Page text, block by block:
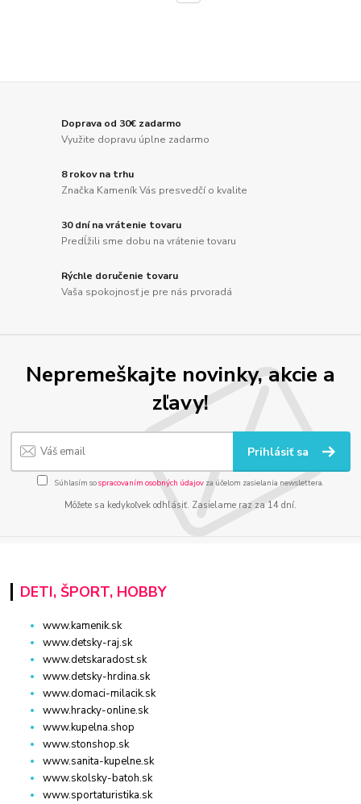
Doprava od 30€ zadarmo
Využite dopravu úplne zadarmo
8 rokov na trhu
Značka Kameník Vás presvedčí o kvalite
30 dní na vrátenie tovaru
Predĺžili sme dobu na vrátenie tovaru
Rýchle doručenie tovaru
Vaša spokojnosť je pre nás prvoradá
Nepremeškajte novinky, akcie a
zľavy!
Prihlásiť sa
Súhlasím sospracovaním osobných údajov za účelom zasielania newslettera.
Môžete sa kedykoľvek odhlásiť. Zasielame raz za 14 dní.
DETI, ŠPORT, HOBBY
www.kamenik.sk
www.detsky-raj.sk
www.detskaradost.sk
www.detsky-hrdina.sk
www.domaci-milacik.sk
www.hracky-online.sk
www.kupelna.shop
www.stonshop.sk
www.sanita-kupelne.sk
www.skolsky-batoh.sk
www.sportaturistika.sk